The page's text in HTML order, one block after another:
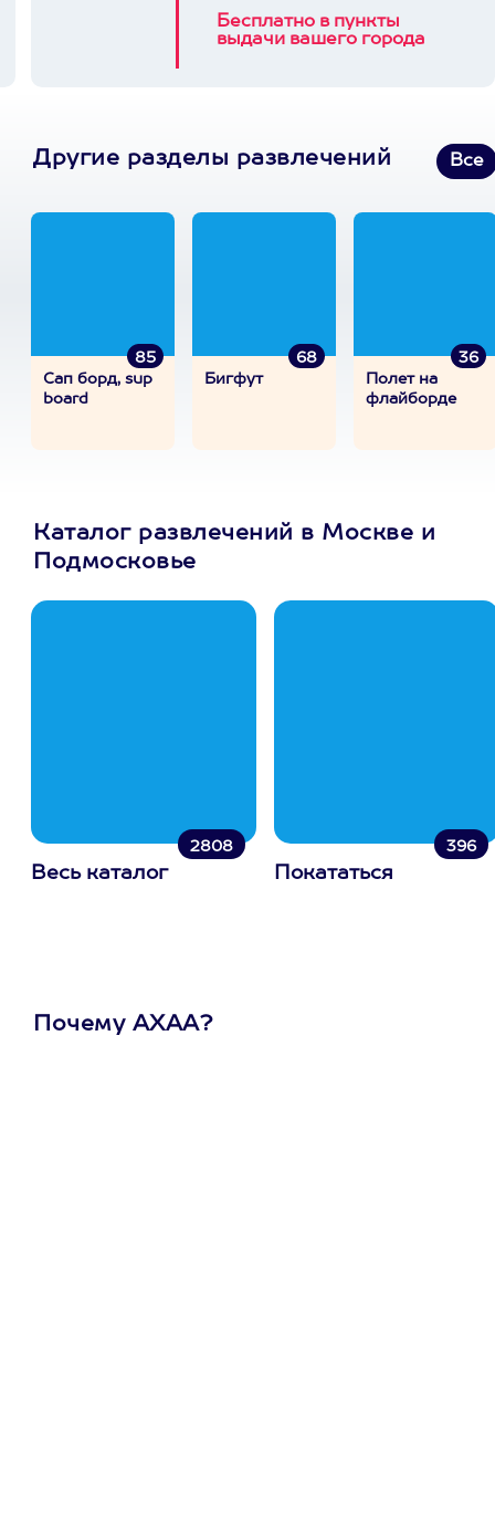
Бесплатно в пункты
выдачи вашего города
Другие разделы развлечений Все
85
Сап борд, sup
board
68
Бигфут
36
Полет на
флайборде
Каталог развлечений в Москве и
Подмосковье
2808
Весь каталог
396
Покататься
Почему АХАА?